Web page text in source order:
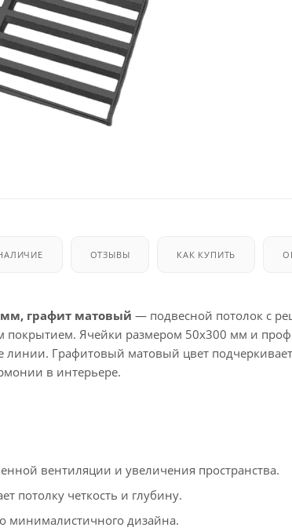
ОТЗЫВЫ КАК КУПИТЬ
графит матовый — подвесной потолок с
Ячейки размером 50x300 мм и
линии. Графитовый матовый цвет подчеркивает
в интерьере.
вентиляции и увеличения пространства.
потолку четкость и глубину.
минималистичного дизайна.